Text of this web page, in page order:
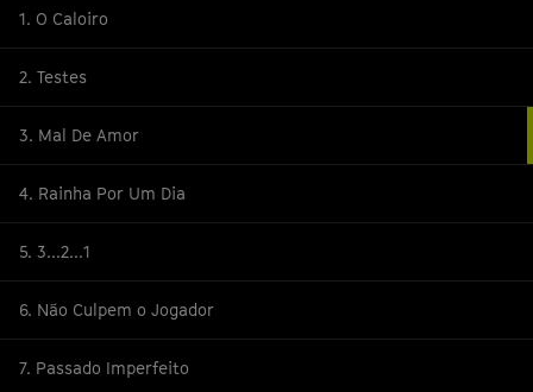
1. O Caloiro
2. Testes
3. Mal De Amor
4. Rainha Por Um Dia
5. 3...2...1
6. Não Culpem o Jogador
7. Passado Imperfeito